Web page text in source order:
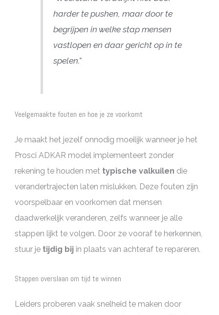
harder te pushen, maar door te
begrijpen in welke stap mensen
vastlopen en daar gericht op in te
spelen.”
Veelgemaakte fouten en hoe je ze voorkomt
Je maakt het jezelf onnodig moeilijk wanneer je het
Prosci ADKAR model implementeert zonder
rekening te houden met typische valkuilen die
verandertrajecten laten mislukken. Deze fouten zijn
voorspelbaar en voorkomen dat mensen
daadwerkelijk veranderen, zelfs wanneer je alle
stappen lijkt te volgen. Door ze vooraf te herkennen,
stuur je tijdig bij in plaats van achteraf te repareren.
Stappen overslaan om tijd te winnen
Leiders proberen vaak snelheid te maken door